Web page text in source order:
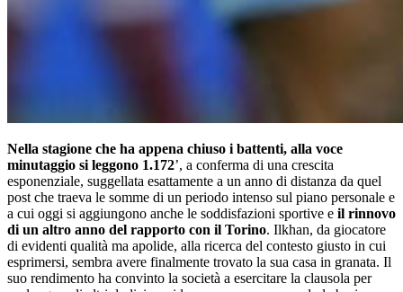
Nella stagione che ha appena chiuso i battenti, alla voce
minutaggio si leggono 1.172’, a conferma di una crescita
esponenziale, suggellata esattamente a un anno di distanza da quel
post che traeva le somme di un periodo intenso sul piano personale e
a cui oggi si aggiungono anche le soddisfazioni sportive e il rinnovo
di un altro anno del rapporto con il Torino. Ilkhan, da giocatore
di evidenti qualità ma apolide, alla ricerca del contesto giusto in cui
esprimersi, sembra avere finalmente trovato la sua casa in granata. Il
suo rendimento ha convinto la società a esercitare la clausola per